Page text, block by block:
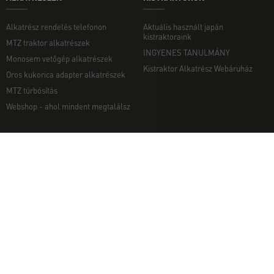
Alkatrész rendelés telefonon
MTZ traktor alkatrészek
Monosem vetőgép alkatrészek
Oros kukorica adapter alkatrészek
MTZ túrbósítás
Webshop - ahol mindent megtalálsz
Aktuális használt japán
kistraktoraink
INGYENES TANULMÁNY
Kistraktor Alkatrész Webáruház